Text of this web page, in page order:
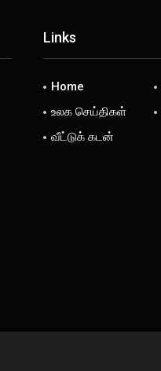
Links
Home
உலக செய்திகள்
வீட்டுக் கடன்